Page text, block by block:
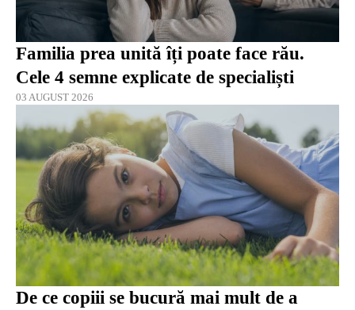
Familia prea unită îți poate face rău.
Cele 4 semne explicate de specialiști
03 AUGUST 2026
De ce copiii se bucură mai mult de a